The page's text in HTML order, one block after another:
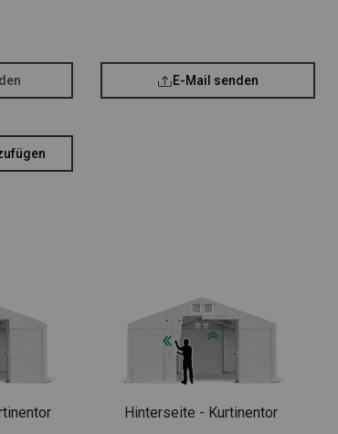
E-Mail senden
Hinterseite - Kurtinentor